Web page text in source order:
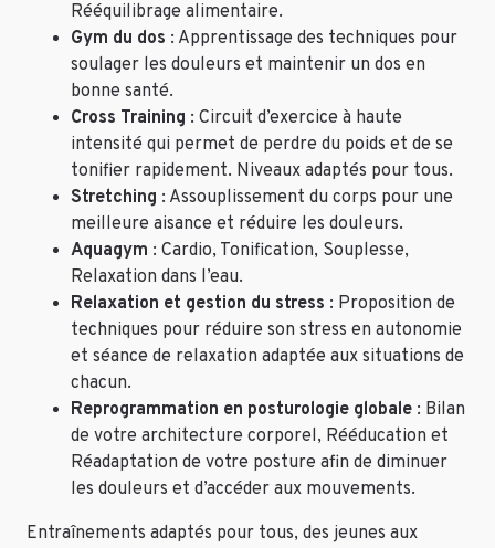
Rééquilibrage alimentaire.
Gym du dos : Apprentissage des techniques pour
soulager les douleurs et maintenir un dos en
bonne santé.
Cross Training : Circuit d’exercice à haute
intensité qui permet de perdre du poids et de se
tonifier rapidement. Niveaux adaptés pour tous.
Stretching : Assouplissement du corps pour une
meilleure aisance et réduire les douleurs.
Aquagym : Cardio, Tonification, Souplesse,
Relaxation dans l’eau.
Relaxation et gestion du stress : Proposition de
techniques pour réduire son stress en autonomie
et séance de relaxation adaptée aux situations de
chacun.
Reprogrammation en posturologie globale : Bilan
de votre architecture corporel, Rééducation et
Réadaptation de votre posture afin de diminuer
les douleurs et d’accéder aux mouvements.
Entraînements adaptés pour tous, des jeunes aux